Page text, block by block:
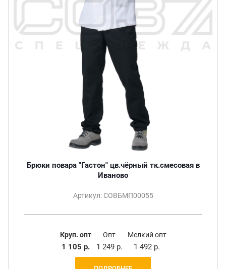
Брюки повара "Гастон" цв.чёрный тк.смесовая в
Иваново
Артикул: СОВБМП00055
Круп. опт
1 105 р.
Опт
1 249 р.
Мелкий опт
1 492 р.